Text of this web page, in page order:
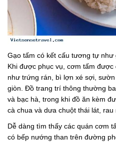
Gạo tấm có kết cấu tương tự như
Khi được phục vụ, cơm tấm
như trứng rán, bì lợn xé sợi,
giòn. Đồ trang trí thông thường
và bạc hà, trong khi đồ ăn kèm
cà chua và dưa chuột thái lát, rau
Dễ dàng tìm thấy các quán cơm
có bếp nướng than trên đường